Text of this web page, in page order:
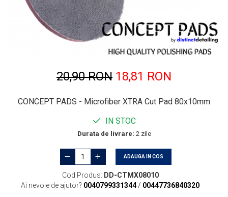
20,90 RON 18,81 RON
CONCEPT PADS - Microfiber XTRA Cut Pad 80x10mm
IN STOC
Durata de livrare: 2 zile
ADAUGA IN COS
Cod Produs: DD-CTMX08010
Ai nevoie de ajutor? 0040799331344 / 00447736840320